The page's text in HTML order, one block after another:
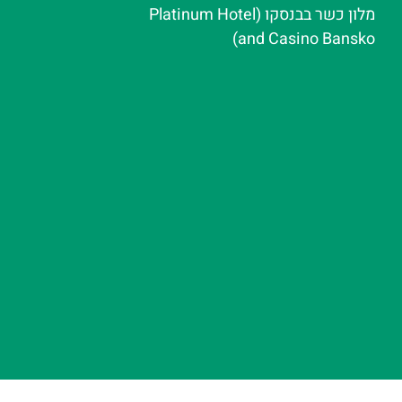
מלון כשר בבנסקו (Platinum Hotel
and Casino Bansko)